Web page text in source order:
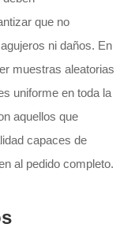
que no
ni daños. En
muestras aleatorias
uniforme en toda la
aquellos que
capaces de
al pedido completo.